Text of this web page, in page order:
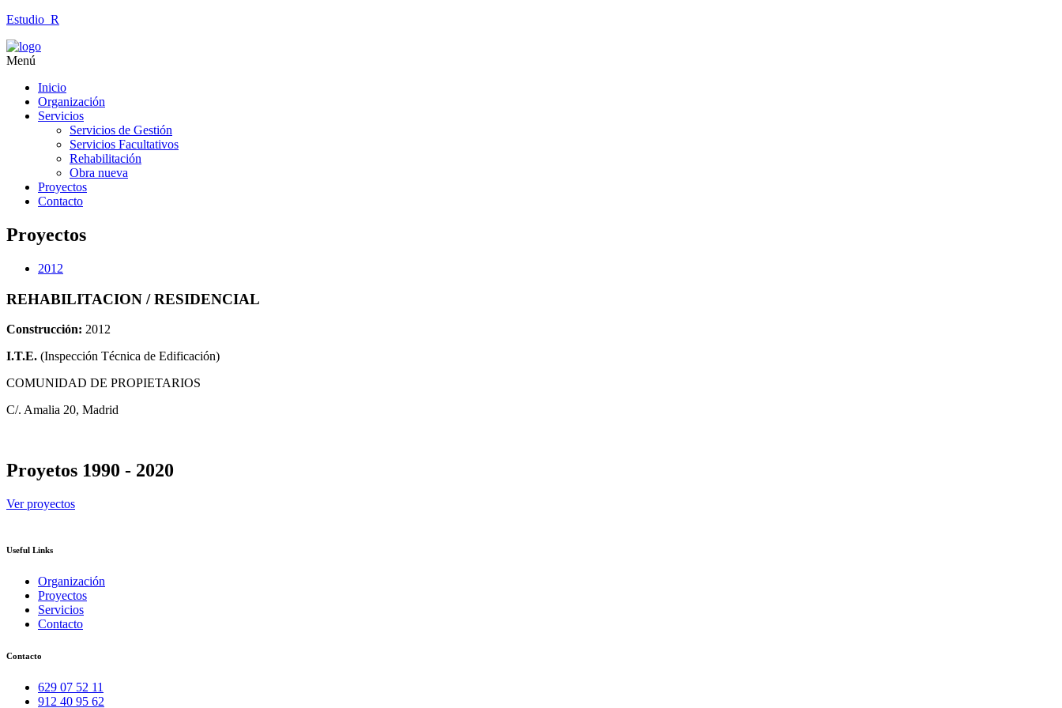
Estudio_R
Menú
Inicio
Organización
Servicios
Servicios de Gestión
Servicios Facultativos
Rehabilitación
Obra nueva
Proyectos
Contacto
Proyectos
2012
REHABILITACION / RESIDENCIAL
Construcción: 2012
I.T.E. (Inspección Técnica de Edificación)
COMUNIDAD DE PROPIETARIOS
C/. Amalia 20, Madrid
Proyetos 1990 - 2020
Ver proyectos
Useful Links
Organización
Proyectos
Servicios
Contacto
Contacto
629 07 52 11
912 40 95 62